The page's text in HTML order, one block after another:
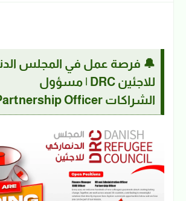
🔔 فرصة عمل في المجلس
للاجئين DRC | مسؤول
الشراكات Officer